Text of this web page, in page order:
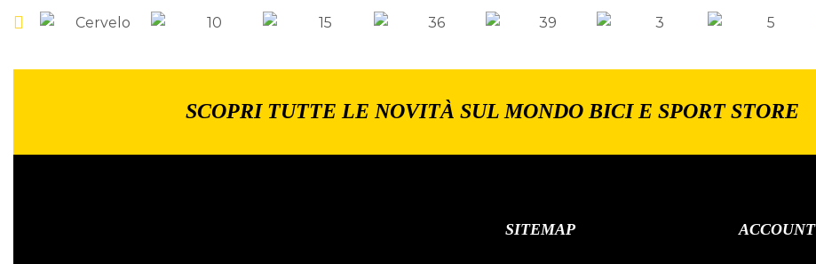
SCOPRI TUTTE LE NOVITÀ SUL MONDO BICI E SPORT STORE
SITEMAP ACCOUNT